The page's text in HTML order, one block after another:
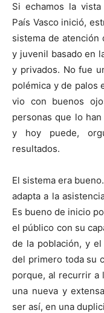
Si echamos la
País Vasco inició,
sistema de atención
y juvenil basado en
y privados. No fue
polémica y de palos
vio con buenos
personas que lo
y hoy puede,
resultados.
El sistema era
adapta a la
Es bueno de inicio
el público con su
de la población, y
del primero toda su
porque, al recurrir a
una nueva y
ser así, en una